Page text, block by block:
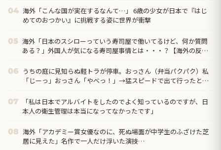
04 海外「こんな国が実在するなんて…」 6歳の少女が日本で『はじ
めてのおつかい』に挑戦する姿に世界が衝撃
05 海外「日本のスシローっていう寿司屋で働いてるけど、何か質問
ある？」外国人が気になる寿司屋事情とは・・・？【海外の反
06
うちの庭に見知らぬ軽トラが停車。おっさん（弁当パクパク）私
「じーっ」おっさん「やべっ！」→猛スピードで出て行ったと思
07
「私は日本でアルバイトをしたのでよく知っているのですが、日
本人の衛生管理は本当になってなかったです」
08 海外「アカデミー賞女優なのに、死ぬ場面が中学生のふざけた芝
居に見えた」名作で一人だけ浮いた演技…